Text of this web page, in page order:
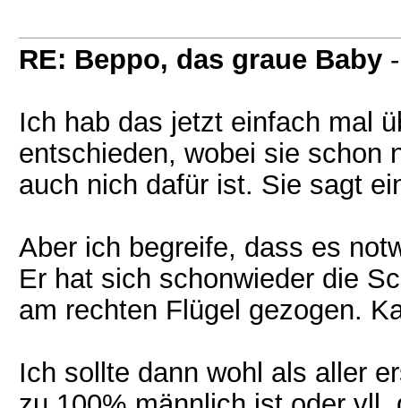
RE: Beppo, das graue Baby
Ich hab das jetzt einfach mal
entschieden, wobei sie schon
auch nich dafür ist. Sie sagt
Aber ich begreife, dass es
Er hat sich schonwieder die
am rechten Flügel gezogen.
Ich sollte dann wohl als aller